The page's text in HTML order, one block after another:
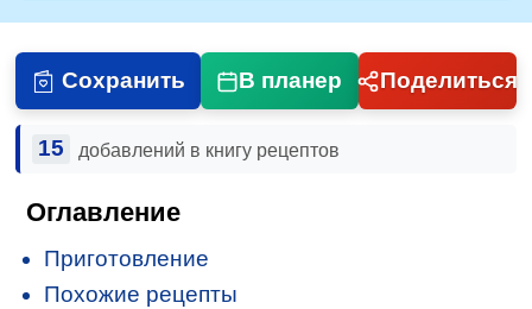
Сохранить В планер Поделиться
15 добавлений в книгу рецептов
Оглавление
Приготовление
Похожие рецепты